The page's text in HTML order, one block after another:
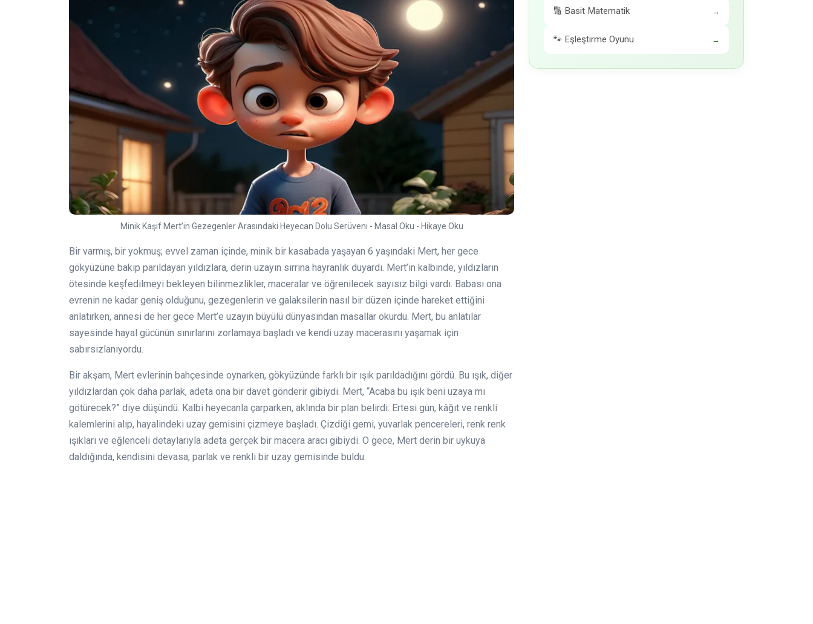
Minik Kaşif Mert’in Gezegenler Arasındaki Heyecan Dolu Serüveni - Masal Oku - Hikaye Oku
Bir varmış, bir yokmuş; evvel zaman içinde, minik bir kasabada yaşayan 6 yaşındaki Mert, her gece
gökyüzüne bakıp parıldayan yıldızlara, derin uzayın sırrına hayranlık duyardı. Mert’in kalbinde, yıldızların
ötesinde keşfedilmeyi bekleyen bilinmezlikler, maceralar ve öğrenilecek sayısız bilgi vardı. Babası ona
evrenin ne kadar geniş olduğunu, gezegenlerin ve galaksilerin nasıl bir düzen içinde hareket ettiğini
anlatırken, annesi de her gece Mert’e uzayın büyülü dünyasından masallar okurdu. Mert, bu anlatılar
sayesinde hayal gücünün sınırlarını zorlamaya başladı ve kendi uzay macerasını yaşamak için
sabırsızlanıyordu.
Bir akşam, Mert evlerinin bahçesinde oynarken, gökyüzünde farklı bir ışık parıldadığını gördü. Bu ışık, diğer
yıldızlardan çok daha parlak, adeta ona bir davet gönderir gibiydi. Mert, “Acaba bu ışık beni uzaya mı
götürecek?” diye düşündü. Kalbi heyecanla çarparken, aklında bir plan belirdi: Ertesi gün, kâğıt ve renkli
kalemlerini alıp, hayalindeki uzay gemisini çizmeye başladı. Çizdiği gemi, yuvarlak pencereleri, renk renk
ışıkları ve eğlenceli detaylarıyla adeta gerçek bir macera aracı gibiydi. O gece, Mert derin bir uykuya
daldığında, kendisini devasa, parlak ve renkli bir uzay gemisinde buldu.
🔢 Basit Matematik →
🐾 Eşleştirme Oyunu →